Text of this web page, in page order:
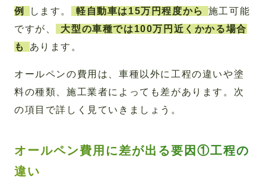
例
します。 軽自動車は15万円程度から
施工可能
ですが、
大型の車種では100万円近くかかる場合
も
あります。
オールペンの費用は、車種以外に工程の違いや塗
料の種類、施工業者によっても差があります。次
の項目で詳しく見ていきましょう。
オールペン費用に差が出る要因①工程の
違い